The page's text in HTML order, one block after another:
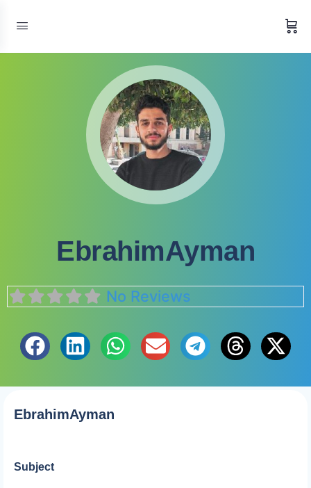
EbrahimAyman
No Reviews
EbrahimAyman
Subject